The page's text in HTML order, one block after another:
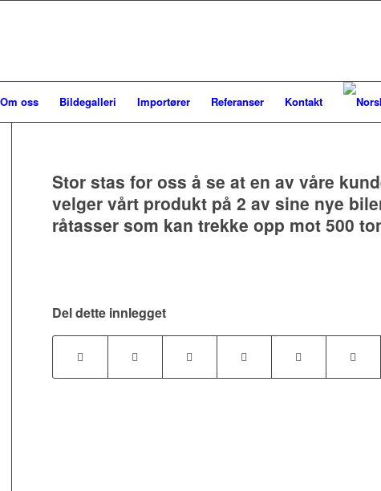
Om oss Bildegalleri Importører Referanser Kontakt
Stor stas for oss å se at en av våre
velger vårt produkt på 2 av sine nye
råtasser som kan trekke opp mot 500
Del dette innlegget